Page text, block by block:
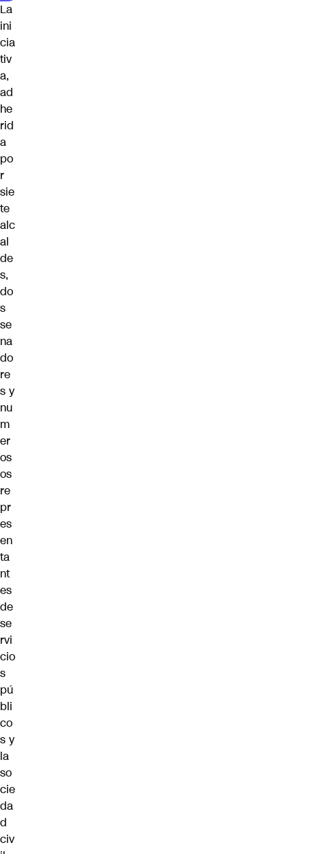
La
ini
cia
tiv
a,
ad
he
rid
a
po
r
sie
te
alc
al
de
s,
do
s
se
na
do
re
s y
nu
m
er
os
os
re
pr
es
en
ta
nt
es
de
se
rvi
cio
s
pú
bli
co
s y
la
so
cie
da
d
civ